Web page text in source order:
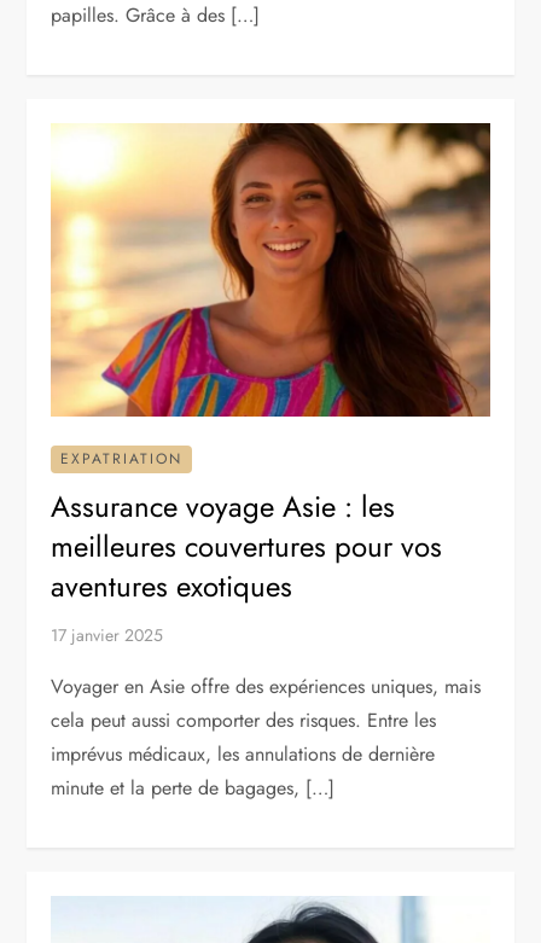
papilles. Grâce à des […]
EXPATRIATION
Assurance voyage Asie : les
meilleures couvertures pour vos
aventures exotiques
17 janvier 2025
Voyager en Asie offre des expériences uniques, mais
cela peut aussi comporter des risques. Entre les
imprévus médicaux, les annulations de dernière
minute et la perte de bagages, […]